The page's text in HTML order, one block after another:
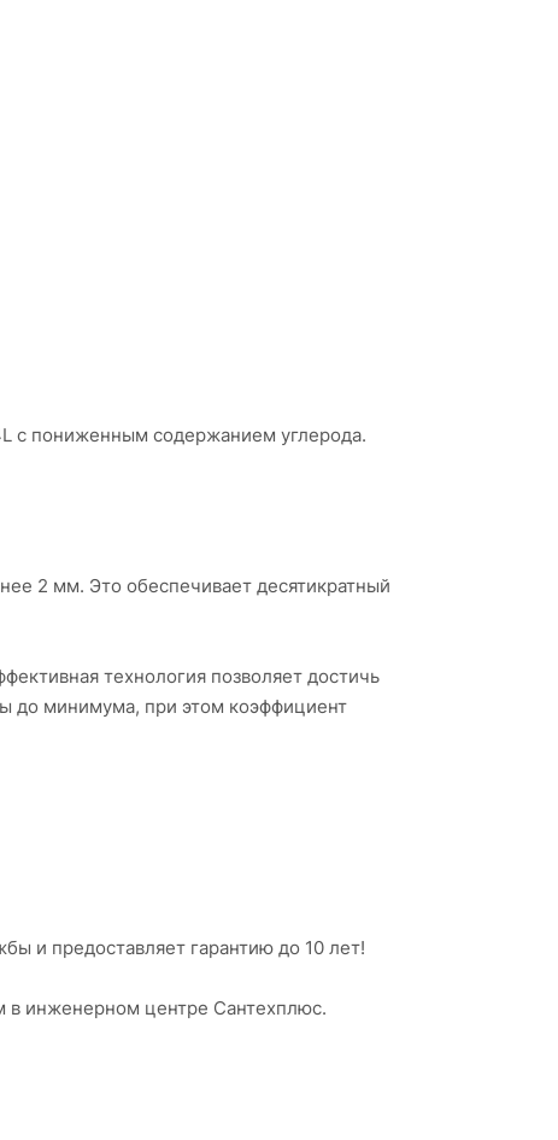
с пониженным содержанием углерода.
2 мм. Это обеспечивает десятикратный
технология позволяет достичь
до минимума, при этом коэффициент
и предоставляет гарантию до 10 лет!
в инженерном центре Сантехплюс.